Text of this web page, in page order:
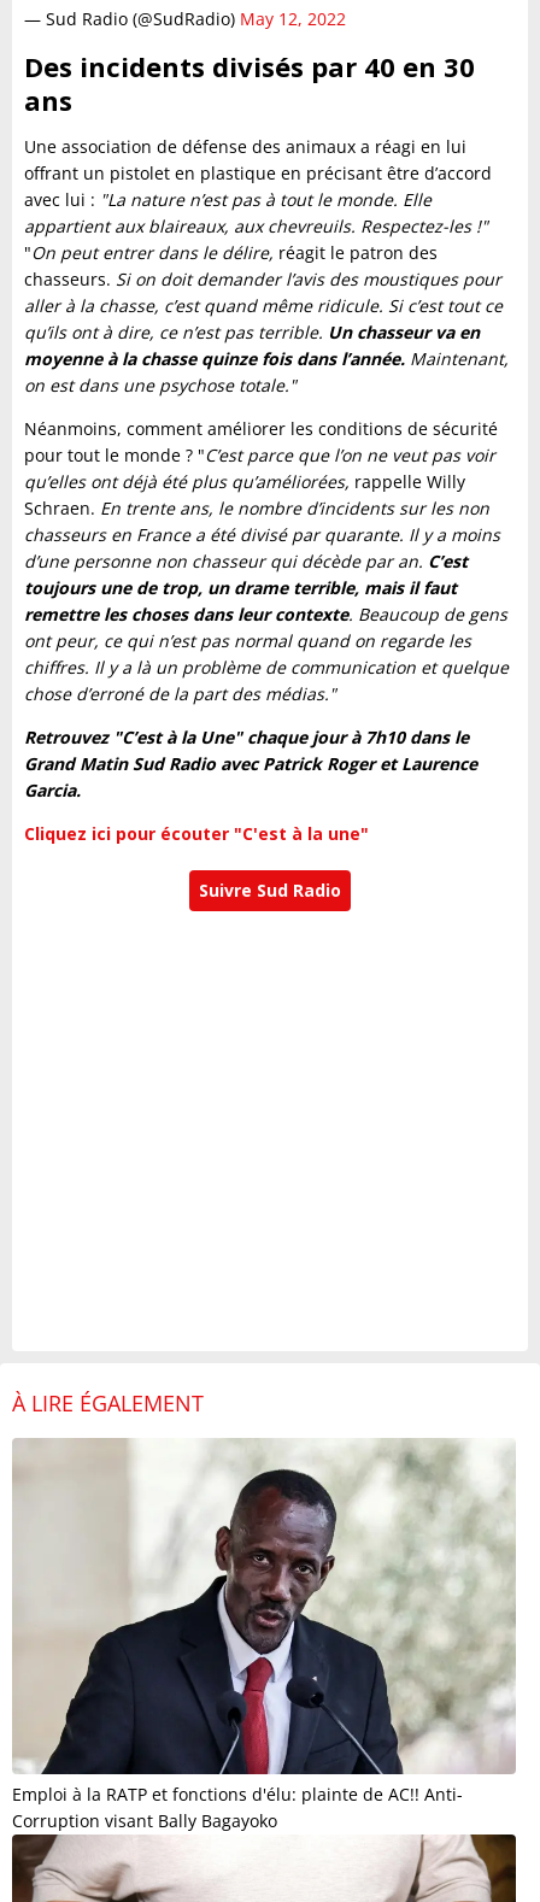
— Sud Radio (@SudRadio) May 12, 2022
Des incidents divisés par 40 en 30
ans
Une association de défense des animaux a réagi en lui
offrant un pistolet en plastique en précisant être d’accord
avec lui : "La nature n’est pas à tout le monde. Elle
appartient aux blaireaux, aux chevreuils. Respectez-les !"
"On peut entrer dans le délire, réagit le patron des
chasseurs. Si on doit demander l’avis des moustiques pour
aller à la chasse, c’est quand même ridicule. Si c’est tout ce
qu’ils ont à dire, ce n’est pas terrible. Un chasseur va en
moyenne à la chasse quinze fois dans l’année. Maintenant,
on est dans une psychose totale."
Néanmoins, comment améliorer les conditions de sécurité
pour tout le monde ? "C’est parce que l’on ne veut pas voir
qu’elles ont déjà été plus qu’améliorées, rappelle Willy
Schraen. En trente ans, le nombre d’incidents sur les non
chasseurs en France a été divisé par quarante. Il y a moins
d’une personne non chasseur qui décède par an. C’est
toujours une de trop, un drame terrible, mais il faut
remettre les choses dans leur contexte. Beaucoup de gens
ont peur, ce qui n’est pas normal quand on regarde les
chiffres. Il y a là un problème de communication et quelque
chose d’erroné de la part des médias."
Retrouvez "C’est à la Une" chaque jour à 7h10 dans le
Grand Matin Sud Radio avec Patrick Roger et Laurence
Garcia.
Cliquez ici pour écouter "C'est à la une"
Suivre Sud Radio
À LIRE ÉGALEMENT
Emploi à la RATP et fonctions d'élu: plainte de AC!! Anti-
Corruption visant Bally Bagayoko